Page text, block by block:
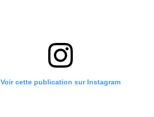
Voir cette publication sur Instagram